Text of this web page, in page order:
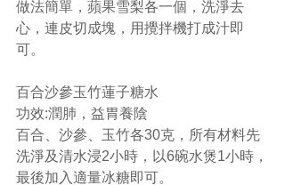
做法簡單，蘋果雪梨各一個，洗淨去
心，連皮切成塊，用攪拌機打成汁即
可。
百合沙參玉竹蓮子糖水
功效:潤肺，益胃養陰
百合、沙參、玉竹各30克，所有材料先
洗淨及清水浸2小時，以6碗水煲1小時，
最後加入適量冰糖即可。